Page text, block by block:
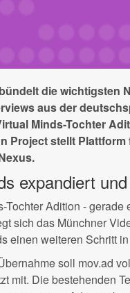
die wichtigsten
aus der
Minds-Tochter A
Project stellt
expandiert
Tochter Adition -
sich das Münchner
einen weiteren Schritt
soll mov.ad
mit. Die bestehenden